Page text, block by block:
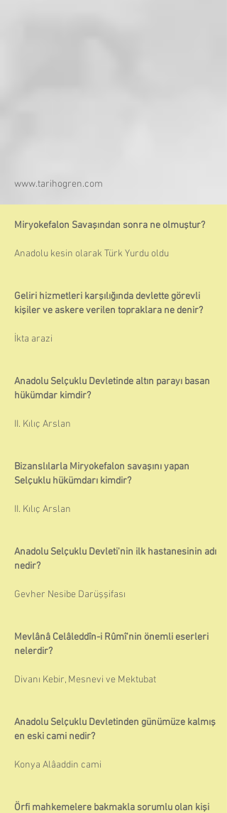
www.tarihogren.com
Miryokefalon Savaşından sonra ne olmuştur?
Anadolu kesin olarak Türk Yurdu oldu
Geliri hizmetleri karşılığında devlette görevli
kişiler ve askere verilen topraklara ne denir?
İkta arazi
Anadolu Selçuklu Devletinde altın parayı basan
hükümdar kimdir?
II. Kılıç Arslan
Bizanslılarla Miryokefalon savaşını yapan
Selçuklu hükümdarı kimdir?
II. Kılıç Arslan
Anadolu Selçuklu Devleti'nin ilk hastanesinin adı
nedir?
Gevher Nesibe Darüşşifası
Mevlânâ Celâleddîn-i Rûmî'nin önemli eserleri
nelerdir?
Divanı Kebir, Mesnevi ve Mektubat
Anadolu Selçuklu Devletinden günümüze kalmış
en eski cami nedir?
Konya Alâaddin cami
Örfi mahkemelere bakmakla sorumlu olan kişi